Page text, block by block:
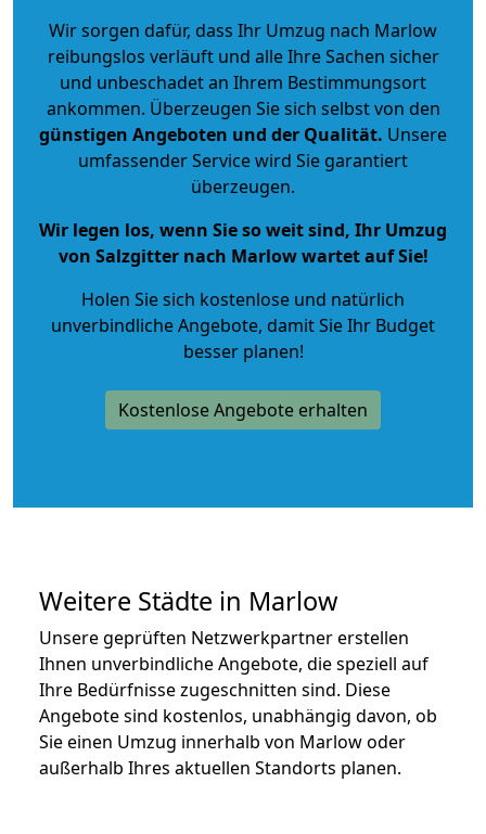
Wir sorgen dafür, dass Ihr Umzug nach Marlow
reibungslos verläuft und alle Ihre Sachen sicher
und unbeschadet an Ihrem Bestimmungsort
ankommen. Überzeugen Sie sich selbst von den
günstigen Angeboten und der Qualität. Unsere
umfassender Service wird Sie garantiert
überzeugen.
Wir legen los, wenn Sie so weit sind, Ihr Umzug
von Salzgitter nach Marlow wartet auf Sie!
Holen Sie sich kostenlose und natürlich
unverbindliche Angebote, damit Sie Ihr Budget
besser planen!
Kostenlose Angebote erhalten
Weitere Städte in Marlow
Unsere geprüften Netzwerkpartner erstellen
Ihnen unverbindliche Angebote, die speziell auf
Ihre Bedürfnisse zugeschnitten sind. Diese
Angebote sind kostenlos, unabhängig davon, ob
Sie einen Umzug innerhalb von Marlow oder
außerhalb Ihres aktuellen Standorts planen.